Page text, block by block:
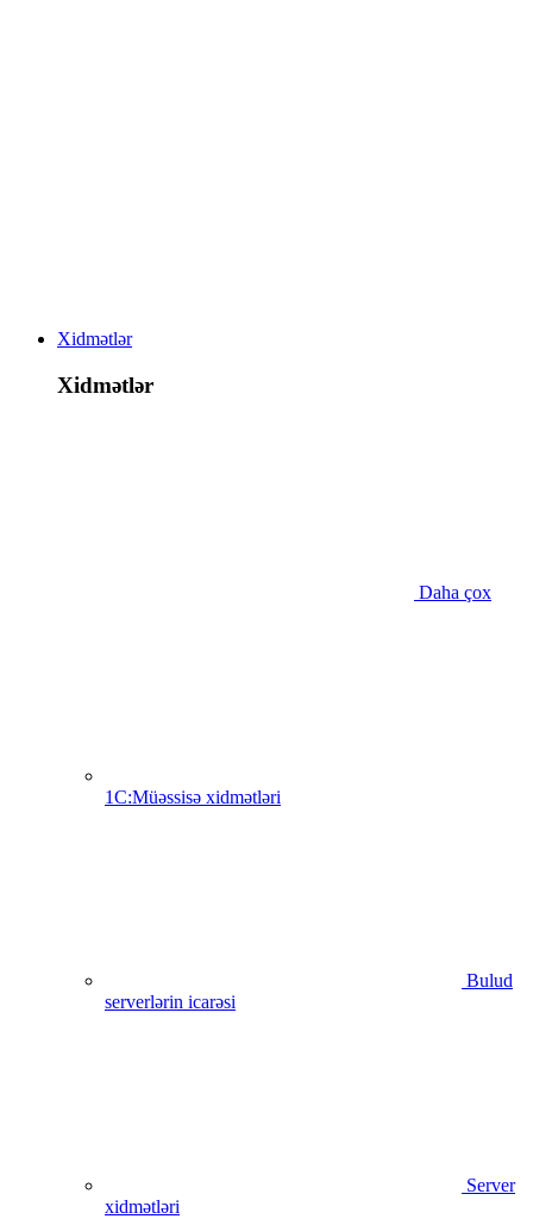
Xidmətlər
Xidmətlər
Daha çox
1C:Müəssisə xidmətləri
Bulud
serverlərin icarəsi
Server
xidmətləri